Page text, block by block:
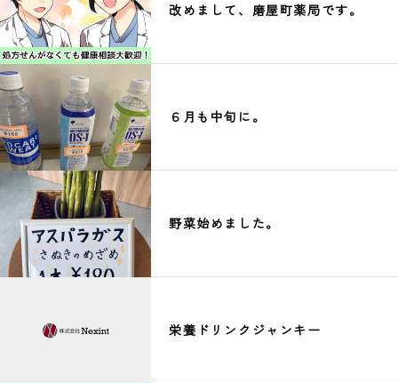
改めまして、磨屋町薬局です。
６月も中旬に。
野菜始めました。
栄養ドリンクジャンキー